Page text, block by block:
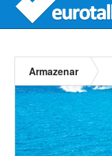
Armazenar